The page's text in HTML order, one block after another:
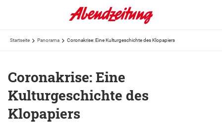
Startseite Panorama Coronakrise: Eine Kulturgeschichte des Klopapiers
Coronakrise: Eine
Kulturgeschichte des
Klopapiers